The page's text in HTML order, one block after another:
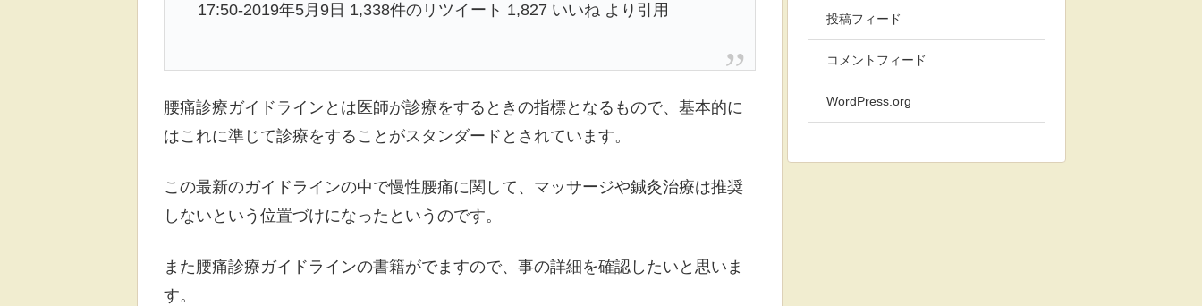
17:50-2019年5月9日 1,338件のリツイート 1,827 いいね より引用
腰痛診療ガイドラインとは医師が診療をするときの指標となるもので、基本的に
はこれに準じて診療をすることがスタンダードとされています。
この最新のガイドラインの中で慢性腰痛に関して、マッサージや鍼灸治療は推奨
しないという位置づけになったというのです。
また腰痛診療ガイドラインの書籍がでますので、事の詳細を確認したいと思いま
す。
投稿フィード
コメントフィード
WordPress.org